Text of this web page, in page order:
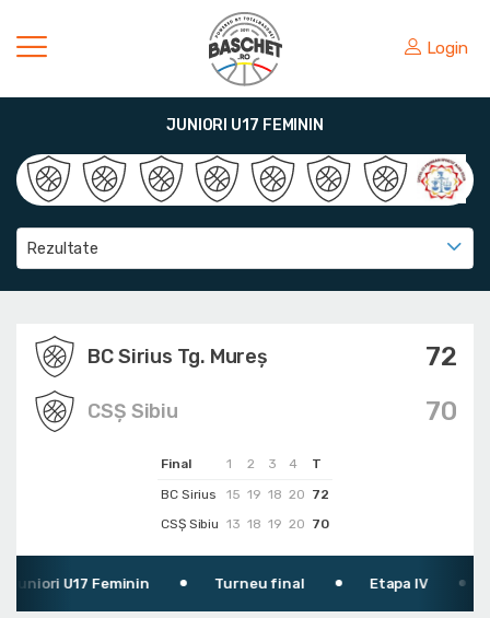
Login
JUNIORI U17 FEMININ
Rezultate
BC Sirius Tg. Mureș 72
Final 1 2 3 4
T
BC Sirius
15 19 18 20 72
CSȘ Sibiu 13 18 19 20 70
70
CSȘ Sibiu
U17 Feminin Turneu final Etapa IV